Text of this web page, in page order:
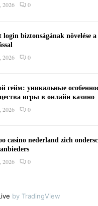
2026 0
login biztonságának növelése a
2026 0
гейм: уникальные
игры в онлайн казино
2026 0
casino nederland zich
2026 0
by TradingView